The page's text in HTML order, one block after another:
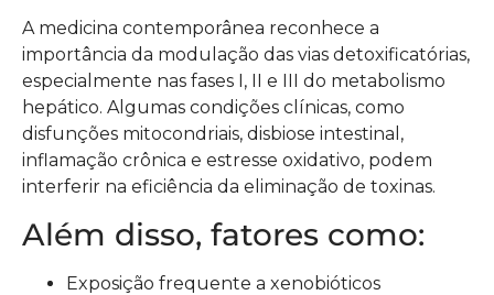
A medicina contemporânea reconhece a
importância da modulação das vias detoxificatórias,
especialmente nas fases I, II e III do metabolismo
hepático. Algumas condições clínicas, como
disfunções mitocondriais, disbiose intestinal,
inflamação crônica e estresse oxidativo, podem
interferir na eficiência da eliminação de toxinas.
Além disso, fatores como:
Exposição frequente a xenobióticos